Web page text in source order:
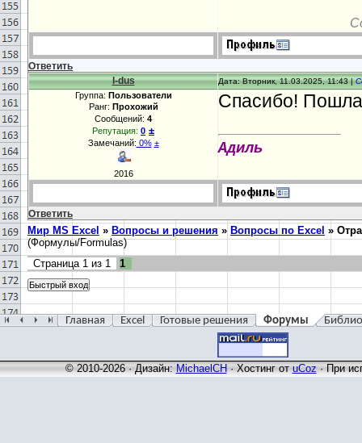
Ответить
l-dus
Дата: Вторник, 11.03.2025, 11:43 |
Группа: Пользователи
Ранг: Прохожий
Сообщений: 4
Репутация: 0 ±
Замечаний: 0% ±
2016
Спасибо! Пошла
Адиль
Ответить
Мир MS Excel » Вопросы и решения » Вопросы по Excel »
(Формулы/Formulas)
Страница 1 из 1 1
Главная Excel Готовые решения Форумы
© 2010-2026 · Дизайн: MichaelCH · Хостинг от uCoz · При